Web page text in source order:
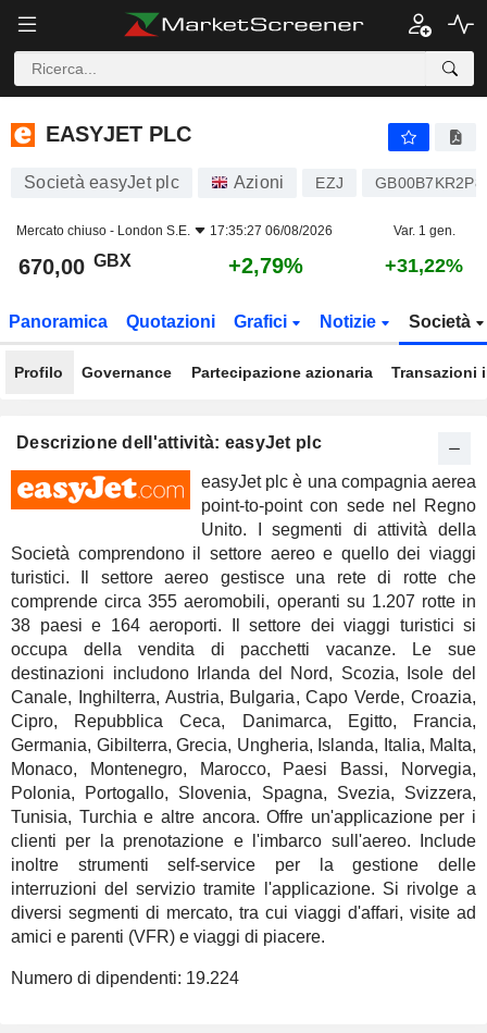
EASYJET PLC
EASYJET PLC
Società easyJet plc Azioni EZJ
Mercato chiuso - London S.E. 17:35:27 06/08/2026 Var. 1 gen.
670,00 GBX +2,79% +31,22%
Panoramica Quotazioni Grafici Notizie Società
Profilo Governance Partecipazione azionaria Transazioni
Descrizione dell'attività: easyJet plc
easyJet plc è una compagnia aerea
point-to-point con sede nel Regno
Unito. I segmenti di attività della
Società comprendono il settore aereo e quello dei viaggi
turistici. Il settore aereo gestisce una rete di rotte che
comprende circa 355 aeromobili, operanti su 1.207 rotte in
38 paesi e 164 aeroporti. Il settore dei viaggi turistici si
occupa della vendita di pacchetti vacanze. Le sue
destinazioni includono Irlanda del Nord, Scozia, Isole del
Canale, Inghilterra, Austria, Bulgaria, Capo Verde, Croazia,
Cipro, Repubblica Ceca, Danimarca, Egitto, Francia,
Germania, Gibilterra, Grecia, Ungheria, Islanda, Italia, Malta,
Monaco, Montenegro, Marocco, Paesi Bassi, Norvegia,
Polonia, Portogallo, Slovenia, Spagna, Svezia, Svizzera,
Tunisia, Turchia e altre ancora. Offre un'applicazione per i
clienti per la prenotazione e l'imbarco sull'aereo. Include
inoltre strumenti self-service per la gestione delle
interruzioni del servizio tramite l'applicazione. Si rivolge a
diversi segmenti di mercato, tra cui viaggi d'affari, visite ad
amici e parenti (VFR) e viaggi di piacere.
Numero di dipendenti: 19.224